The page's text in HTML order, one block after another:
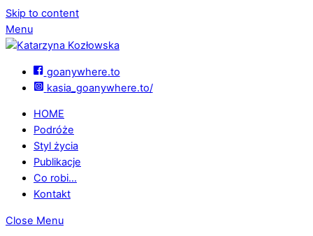
Skip to content
Menu
goanywhere.to
kasia_goanywhere.to/
HOME
Podróże
Styl życia
Publikacje
Co robi…
Kontakt
Close Menu